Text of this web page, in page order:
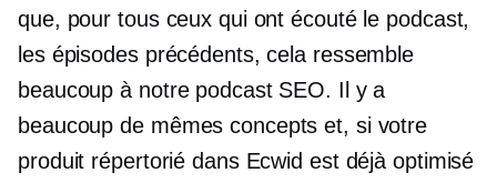
que, pour tous ceux qui ont écouté le podcast,
les épisodes précédents, cela ressemble
beaucoup à notre podcast SEO. Il y a
beaucoup de mêmes concepts et, si votre
produit répertorié dans Ecwid est déjà optimisé